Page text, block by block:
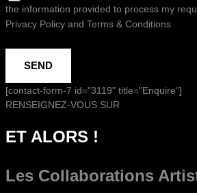
the information provided to process my
Privacy Policy and Terms & Conditions
SEND
[contact-form-7 id="3119" title="Enquire"]
RENSEIGNEZ-VOUS SUR
ET ALORS !
Les Collaborations